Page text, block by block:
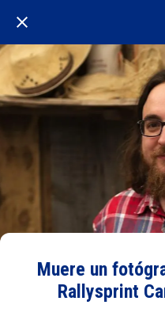
Muere un
Rallysprint